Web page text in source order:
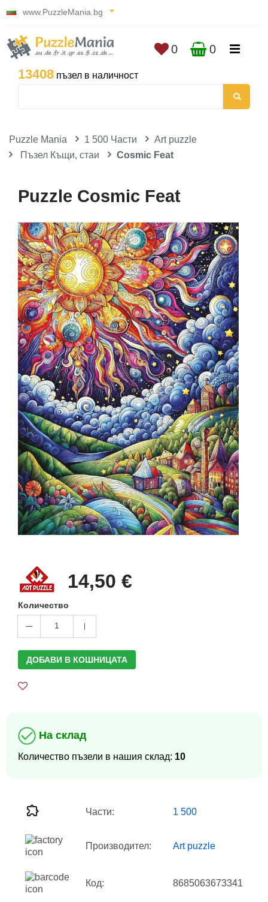
www.PuzzleMania.bg
13408 пъзел в наличност
0 0
Puzzle Mania 1 500 Части
Art puzzle
Пъзел Къщи, стаи
Cosmic Feat
Puzzle Cosmic Feat
14,50 €
Количество
1
ДОБАВИ В КОШНИЦАТА
На склад
Количество пъзели в нашия склад: 10
Части: 1 500
Производител: Art puzzle
Код: 8685063673341